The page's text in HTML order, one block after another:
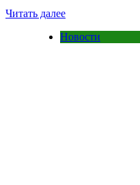
Читать далее
Новости